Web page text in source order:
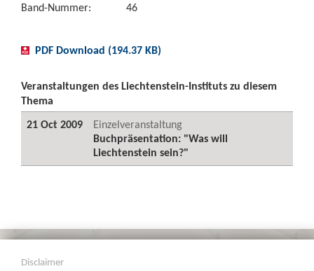
Band-Nummer:
46
PDF Download (194.37 KB)
Veranstaltungen des Liechtenstein-Instituts zu diesem
Thema
21 Oct 2009
Einzelveranstaltung
Buchpräsentation: "Was will
Liechtenstein sein?"
Disclaimer